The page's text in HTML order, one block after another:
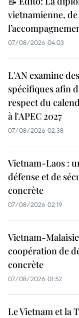
vietnamienne,
07/08/2026 04:03
L'AN examine
spécifiques afin
respect du
à l'APEC 2027
07/08/2026 02:38
Vietnam-Laos :
défense et de
concrète
07/08/2026 02:19
Vietnam-
coopération de
concrète
07/08/2026 01:52
Le Vietnam et la